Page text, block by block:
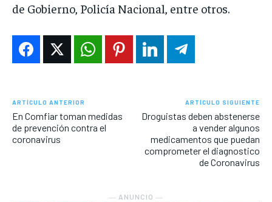
de Gobierno, Policía Nacional, entre otros.
ARTÍCULO ANTERIOR
En Comfiar toman medidas
de prevención contra el
coronavirus
ARTÍCULO SIGUIENTE
Droguistas deben abstenerse
a vender algunos
medicamentos que puedan
comprometer el diagnostico
de Coronavirus
― ANUNCIO ―